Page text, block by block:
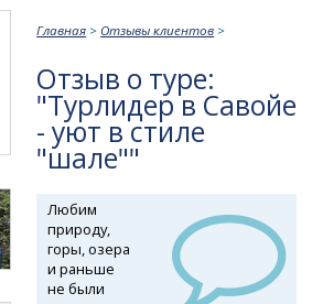
Главная > Отзывы клиентов >
Отзыв о туре:
"Турлидер в Савойе
- уют в стиле
"шале""
Любим
природу,
горы, озера
и раньше
не были